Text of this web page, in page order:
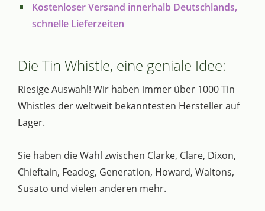
Kostenloser Versand innerhalb Deutschlands,
schnelle Lieferzeiten
Die Tin Whistle, eine geniale Idee:
Riesige Auswahl! Wir haben immer über 1000 Tin
Whistles der weltweit bekanntesten Hersteller auf
Lager.
Sie haben die Wahl zwischen Clarke, Clare, Dixon,
Chieftain, Feadog, Generation, Howard, Waltons,
Susato und vielen anderen mehr.